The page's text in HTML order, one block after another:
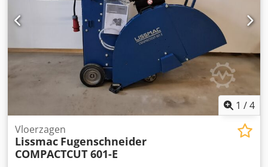
1 /4
Vloerzagen
Lissmac Fugenschneider
COMPACTCUT 601-E